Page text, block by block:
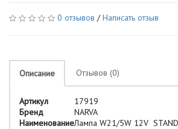
0 отзывов /Написать отзыв
Описание Отзывов (0)
Артикул
17919
Бренд
NARVA
НаименованиеЛампа W21/5W 12V